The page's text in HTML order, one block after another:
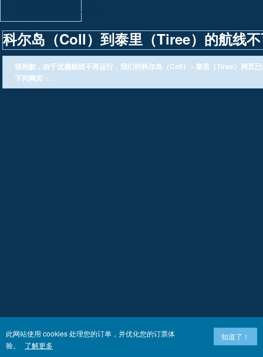
科尔岛（Coll）到泰里（Tiree）的航线
很抱歉，由于这趟航线不再运行，我们的科尔岛（Coll） - 泰里（Tiree）网页
下列网页：.
此网站使用 cookies 处理您的订单，并优化您的订票体
验。
了解更多
知道了！